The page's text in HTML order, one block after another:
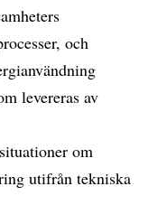
och
levereras av
om
utifrån tekniska